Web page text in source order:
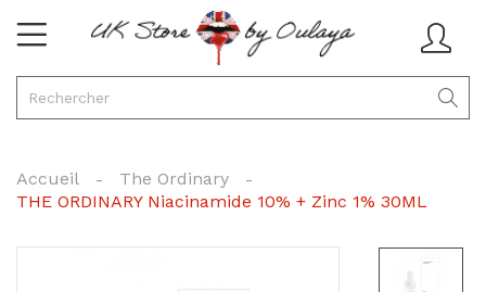
Accueil
The Ordinary
THE ORDINARY Niacinamide 10% + Zinc 1% 30ML